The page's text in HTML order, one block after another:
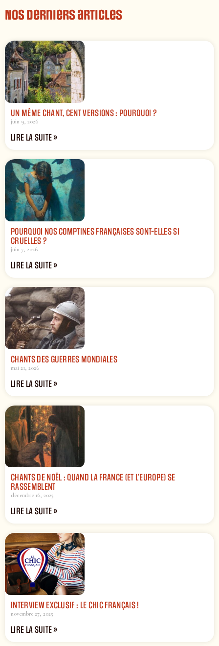
Nos derniers articles
UN MÊME CHANT, CENT VERSIONS : POURQUOI ?
juin 9, 2026
LIRE LA SUITE »
POURQUOI NOS COMPTINES FRANÇAISES SONT-ELLES SI
CRUELLES ?
juin 7, 2026
LIRE LA SUITE »
CHANTS DES GUERRES MONDIALES
mai 21, 2026
LIRE LA SUITE »
CHANTS DE NOËL : QUAND LA FRANCE (ET L’EUROPE) SE
RASSEMBLENT
décembre 16, 2025
LIRE LA SUITE »
INTERVIEW EXCLUSIF : LE CHIC FRANÇAIS !
novembre 27, 2025
LIRE LA SUITE »